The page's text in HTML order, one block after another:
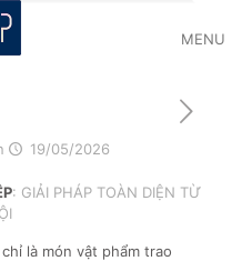
MENU
19/05/2026
: GIẢI PHÁP TOÀN DIỆN TỪ
là món vật phẩm trao